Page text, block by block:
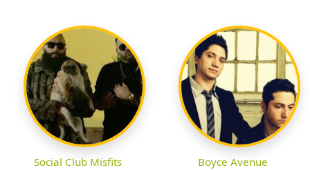
Social Club Misfits Boyce Avenue